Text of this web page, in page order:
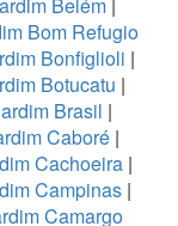
Bom Refugio
Bonfiglioli |
Botucatu |
Brasil |
Caboré |
Cachoeira|
Campinas |
Camargo